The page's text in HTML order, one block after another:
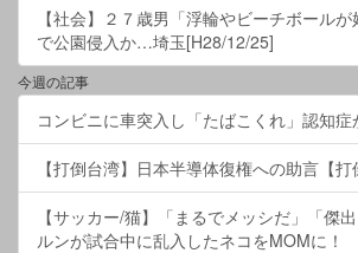
【社会】２７歳男「浮輪やビーチボール
で公園侵入か…埼玉[H28/12/25]
今週の記事
コンビニに車突入し「たばこくれ」認知症
【打倒台湾】日本半導体復権への助言【打
【サッカー/猫】「まるでメッシだ」「傑
ルンが試合中に乱入したネコをMOMに！